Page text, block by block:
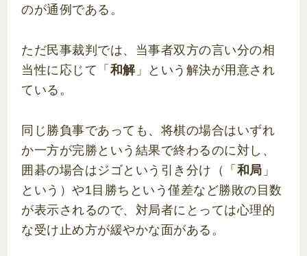
のが通例である。
ただ民事裁判では、当事者双方の言い分の相
当性に応じて「 和解」という解決が用意され
ている。
同じ勝負事であっても、将棋の場合はいずれ
か一方が完勝という結果で終わるのに対し、
囲碁の場合はジゴという引き分け（「 和局 」
という）や1目勝ちという僅差など勝敗の目数
が表示されるので、対局者にとっては心理的
な受け止め方が緩やかな面がある。